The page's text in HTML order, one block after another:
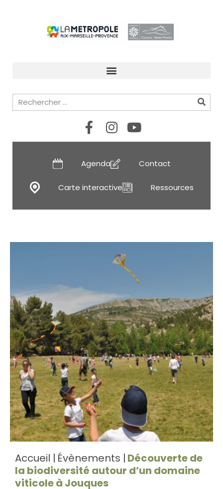
Agenda Contact
Carte interactive Ressources
Accueil Évènements Découverte de
la biodiversité autour d’un domaine
viticole à Jouques